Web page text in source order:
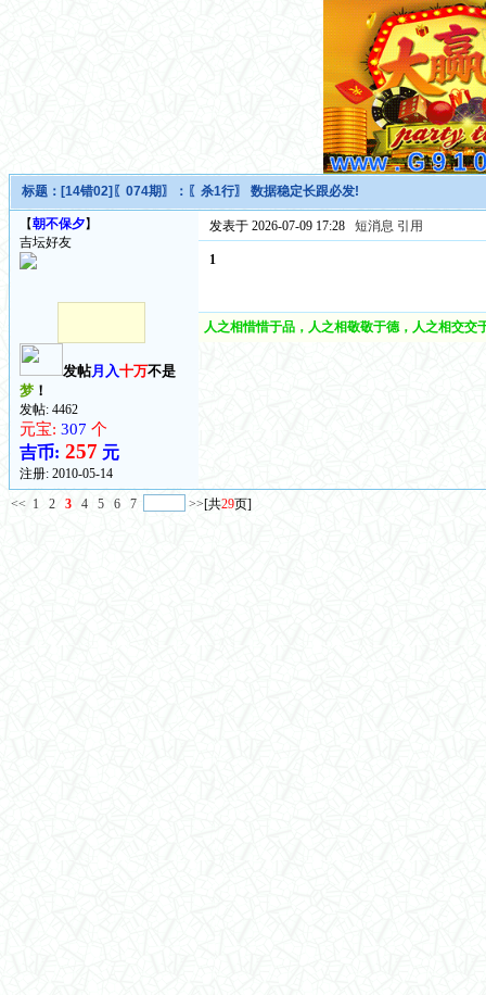
标题： [14错02]〖074期〗：〖杀1行〗 数据稳定长跟必发!
【朝不保夕】
吉坛好友
发帖月入十万不是
梦！
发帖: 4462
元宝: 307 个
吉币: 257 元
注册: 2010-05-14
发表于 2026-07-09 17:28 短消息 引用
1
人之相惜惜于品，人之相敬敬于德，人之相交
<< 1 2 3 4 5 6 7 >>[共29页]